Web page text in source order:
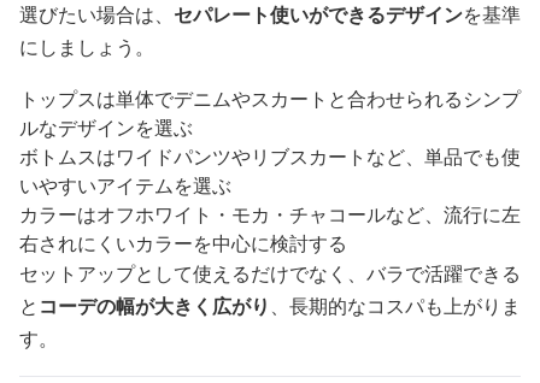
選びたい場合は、 セパレート使いができるデザインを基準
にしましょう。
トップスは単体でデニムやスカートと合わせられるシンプ
ルなデザインを選ぶ
ボトムスはワイドパンツやリブスカートなど、単品でも使
いやすいアイテムを選ぶ
カラーはオフホワイト・モカ・チャコールなど、流行に左
右されにくいカラーを中心に検討する
セットアップとして使えるだけでなく、バラで活躍できる
と コーデの幅が大きく広がり 、長期的なコスパも上がりま
す。